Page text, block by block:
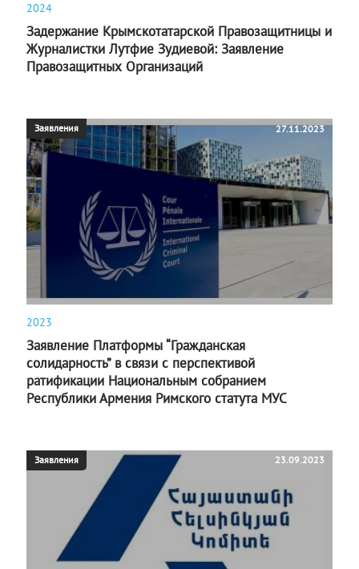
2024
Задержание Крымскотатарской Правозащитницы и
Журналистки Лутфие Зудиевой: Заявление
Правозащитных Организаций
Заявления 27.11.2023
2023
Заявление Платформы “Гражданская
солидарность” в связи с перспективой
ратификации Национальным собранием
Республики Армения Римского статута МУС
Заявления 23.09.2023